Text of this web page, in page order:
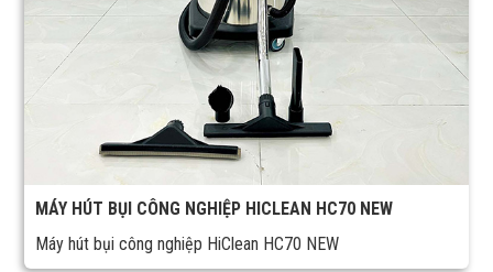
MÁY HÚT BỤI CÔNG NGHIỆP HICLEAN HC70 NEW
Máy hút bụi công nghiệp HiClean HC70 NEW